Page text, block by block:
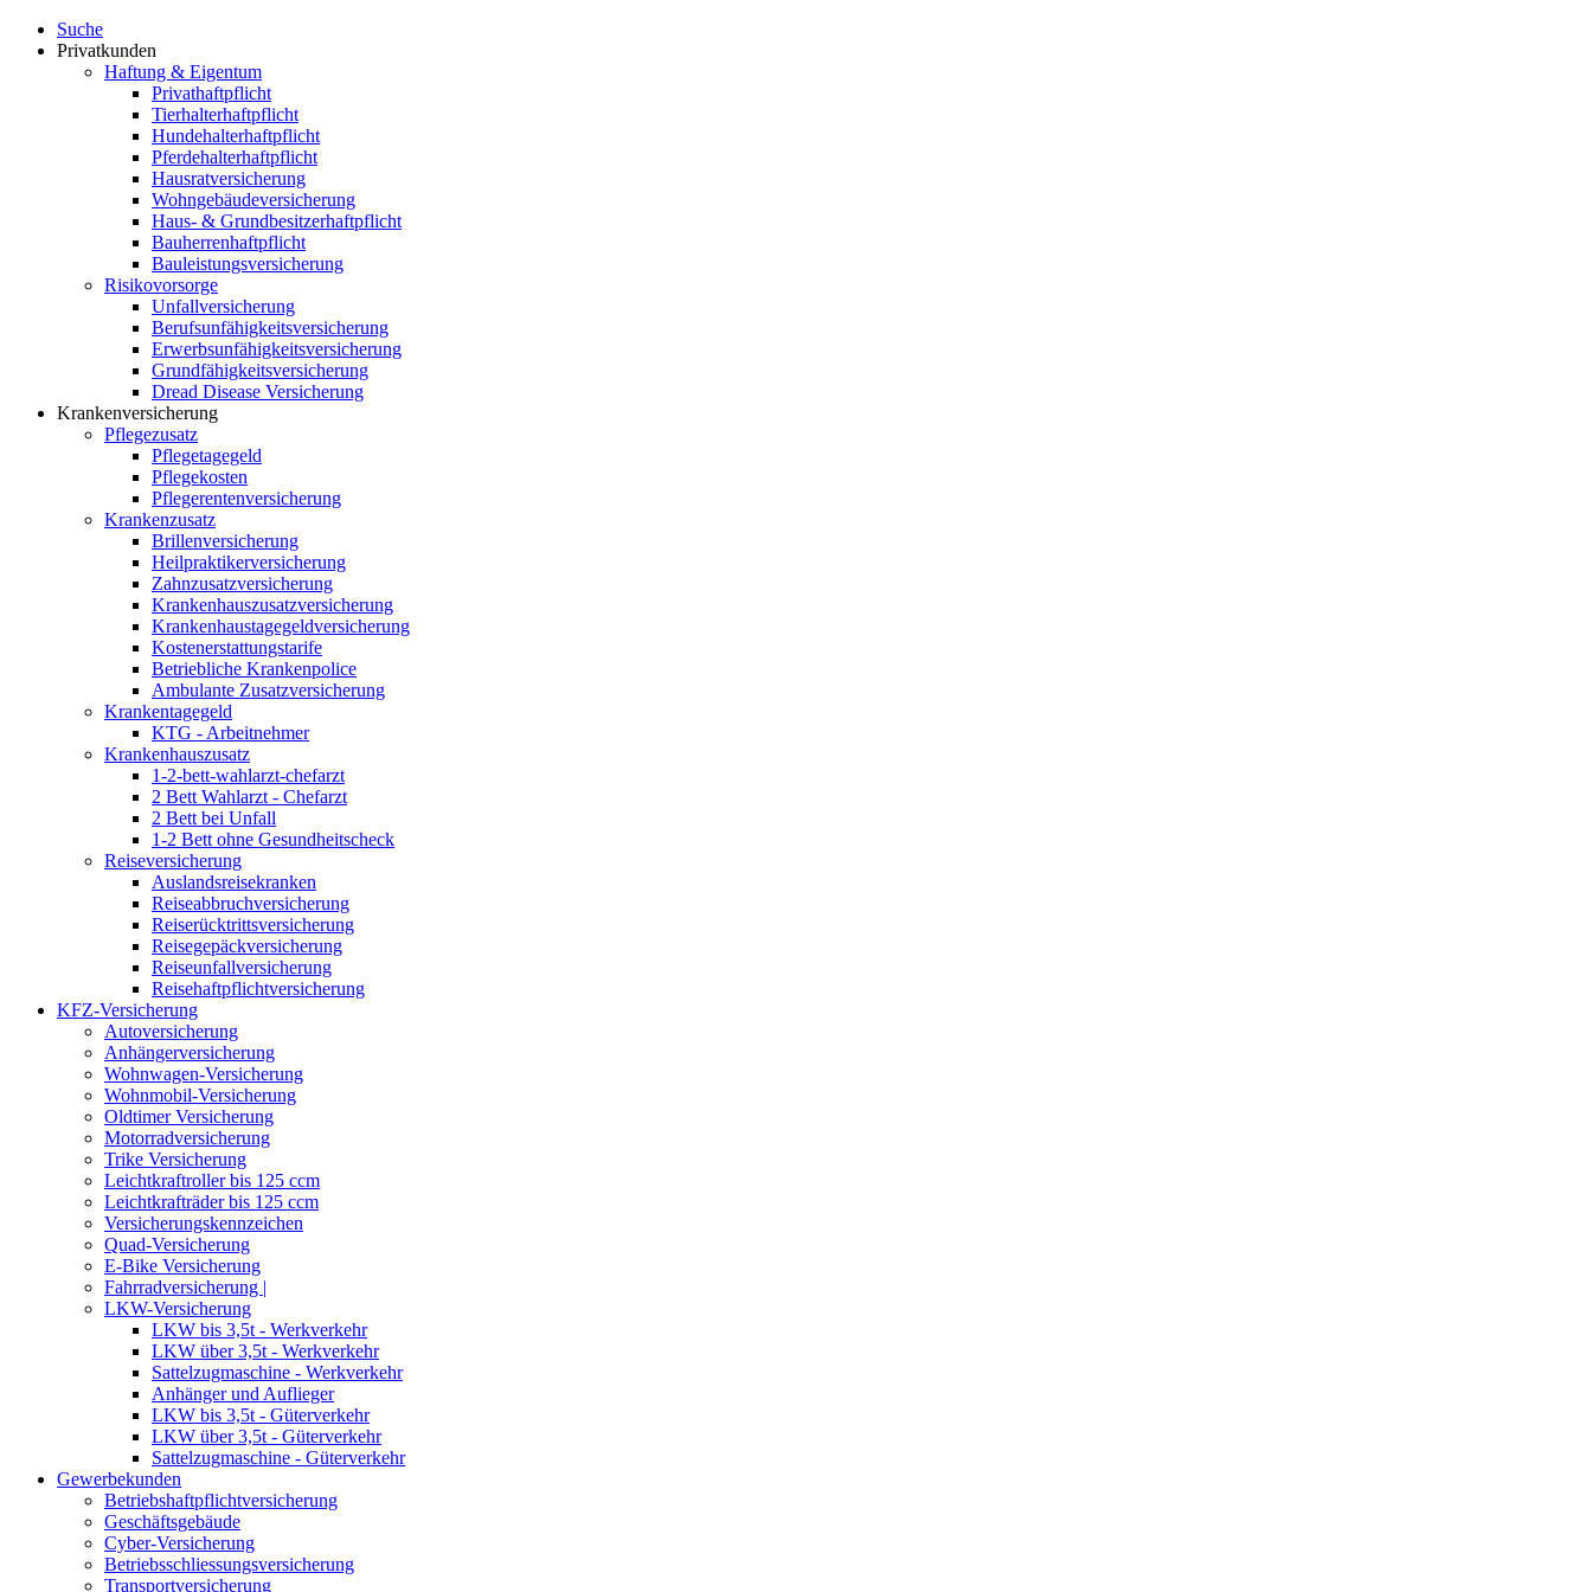
Suche
Privatkunden
Haftung & Eigentum
Privathaftpflicht
Tierhalterhaftpflicht
Hundehalterhaftpflicht
Pferdehalterhaftpflicht
Hausratversicherung
Wohngebäudeversicherung
Haus- & Grundbesitzerhaftpflicht
Bauherrenhaftpflicht
Bauleistungsversicherung
Risikovorsorge
Unfallversicherung
Berufsunfähigkeitsversicherung
Erwerbsunfähigkeitsversicherung
Grundfähigkeitsversicherung
Dread Disease Versicherung
Krankenversicherung
Pflegezusatz
Pflegetagegeld
Pflegekosten
Pflegerentenversicherung
Krankenzusatz
Brillenversicherung
Heilpraktikerversicherung
Zahnzusatzversicherung
Krankenhauszusatzversicherung
Krankenhaustagegeldversicherung
Kostenerstattungstarife
Betriebliche Krankenpolice
Ambulante Zusatzversicherung
Krankentagegeld
KTG - Arbeitnehmer
Krankenhauszusatz
1-2-bett-wahlarzt-chefarzt
2 Bett Wahlarzt - Chefarzt
2 Bett bei Unfall
1-2 Bett ohne Gesundheitscheck
Reiseversicherung
Auslandsreisekranken
Reiseabbruchversicherung
Reiserücktrittsversicherung
Reisegepäckversicherung
Reiseunfallversicherung
Reisehaftpflichtversicherung
KFZ-Versicherung
Autoversicherung
Anhängerversicherung
Wohnwagen-Versicherung
Wohnmobil-Versicherung
Oldtimer Versicherung
Motorradversicherung
Trike Versicherung
Leichtkraftroller bis 125 ccm
Leichtkrafträder bis 125 ccm
Versicherungskennzeichen
Quad-Versicherung
E-Bike Versicherung
Fahrradversicherung |
LKW-Versicherung
LKW bis 3,5t - Werkverkehr
LKW über 3,5t - Werkverkehr
Sattelzugmaschine - Werkverkehr
Anhänger und Auflieger
LKW bis 3,5t - Güterverkehr
LKW über 3,5t - Güterverkehr
Sattelzugmaschine - Güterverkehr
Gewerbekunden
Betriebshaftpflichtversicherung
Geschäftsgebäude
Cyber-Versicherung
Betriebsschliessungsversicherung
Transportversicherung